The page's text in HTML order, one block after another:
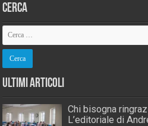
Cerca
Ultimi Articoli
Chi bisogna
L’editoriale di